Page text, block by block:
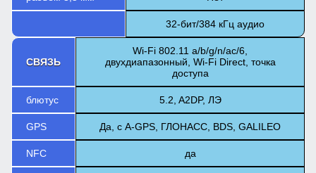
32-бит/384 кГц аудио
СВЯЗЬ
Wi-Fi 802.11 a/b/g/n/ac/6,
двухдиапазонный, Wi-Fi Direct, точка
доступа
блютус 5.2, A2DP, ЛЭ
GPS Да, с A-GPS, ГЛОНАСС, BDS, GALILEO
NFC да